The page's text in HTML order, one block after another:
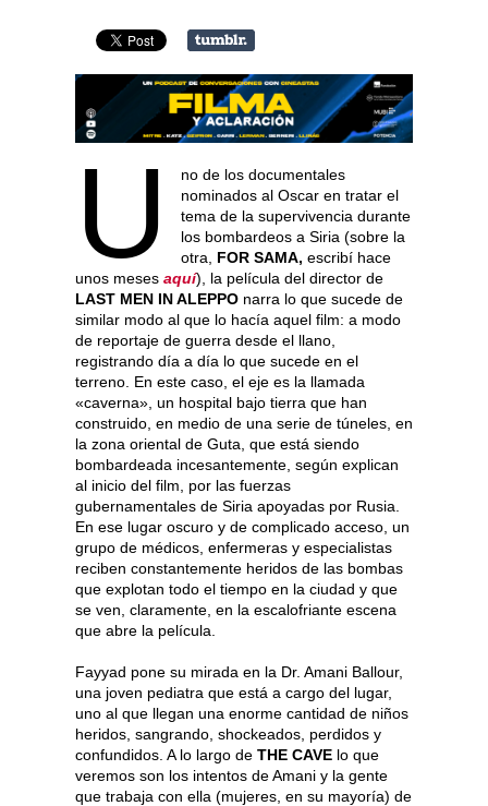
U
no de los documentales
nominados al Oscar en tratar el
tema de la supervivencia durante
los bombardeos a Siria (sobre la
otra, FOR SAMA, escribí hace
unos meses aquí), la película del director de
LAST MEN IN ALEPPO narra lo que sucede de
similar modo al que lo hacía aquel film: a modo
de reportaje de guerra desde el llano,
registrando día a día lo que sucede en el
terreno. En este caso, el eje es la llamada
«caverna», un hospital bajo tierra que han
construido, en medio de una serie de túneles, en
la zona oriental de Guta, que está siendo
bombardeada incesantemente, según explican
al inicio del film, por las fuerzas
gubernamentales de Siria apoyadas por Rusia.
En ese lugar oscuro y de complicado acceso, un
grupo de médicos, enfermeras y especialistas
reciben constantemente heridos de las bombas
que explotan todo el tiempo en la ciudad y que
se ven, claramente, en la escalofriante escena
que abre la película.
Fayyad pone su mirada en la Dr. Amani Ballour,
una joven pediatra que está a cargo del lugar,
uno al que llegan una enorme cantidad de niños
heridos, sangrando, shockeados, perdidos y
confundidos. A lo largo de THE CAVE lo que
veremos son los intentos de Amani y la gente
que trabaja con ella (mujeres, en su mayoría) de